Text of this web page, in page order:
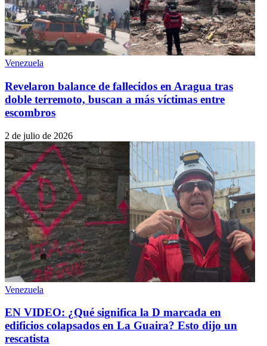
Venezuela
Revelaron balance de fallecidos en Aragua tras
doble terremoto, buscan a más víctimas entre
escombros
2 de julio de 2026
Venezuela
EN VIDEO: ¿Qué significa la D marcada en
edificios colapsados en La Guaira? Esto dijo un
rescatista